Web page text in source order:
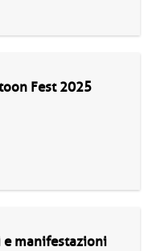
Fest 2025
e manifestazioni